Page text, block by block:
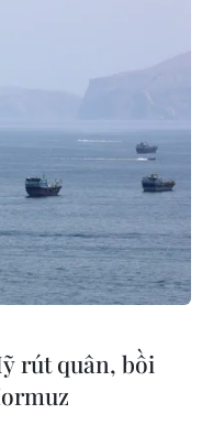
rút quân, bồi